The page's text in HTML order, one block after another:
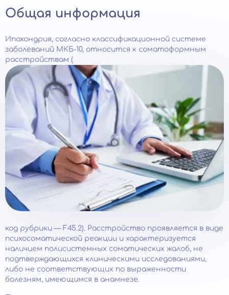
Общая информация
Ипохондрия, согласно классификационной системе
заболеваний МКБ-10, относится к соматоформным
расстройствам (
код рубрики — F45.2). Расстройство проявляется в виде
психосоматической реакции и характеризуется
наличием полисистемных соматических жалоб, не
подтверждающихся клиническими исследованиями,
либо не соответствующих по выраженности
болезням, имеющимся в анамнезе.